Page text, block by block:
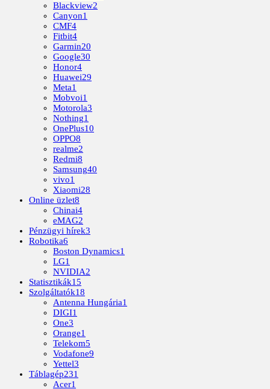
Blackview2
Canyon1
CMF4
Fitbit4
Garmin20
Google30
Honor4
Huawei29
Meta1
Mobvoi1
Motorola3
Nothing1
OnePlus10
OPPO8
realme2
Redmi8
Samsung40
vivo1
Xiaomi28
Online üzlet8
Chinai4
eMAG2
Pénzügyi hírek3
Robotika6
Boston Dynamics1
LG1
NVIDIA2
Statisztikák15
Szolgáltatók18
Antenna Hungária1
DIGI1
One3
Orange1
Telekom5
Vodafone9
Yettel3
Táblagép231
Acer1